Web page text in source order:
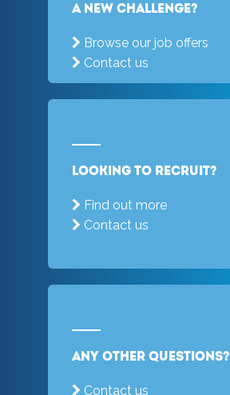
a new challenge?
Browse our job offers
Contact us
Looking to recruit?
Find out more
Contact us
Any other questions?
Contact us